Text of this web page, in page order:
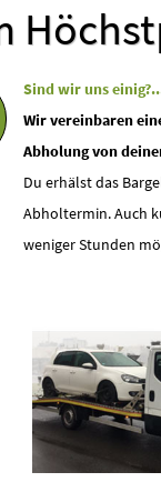
Sind wir uns
Wir vereinbaren
Abholung von
Du erhälst das
Abholtermin. Auch
weniger Stunden